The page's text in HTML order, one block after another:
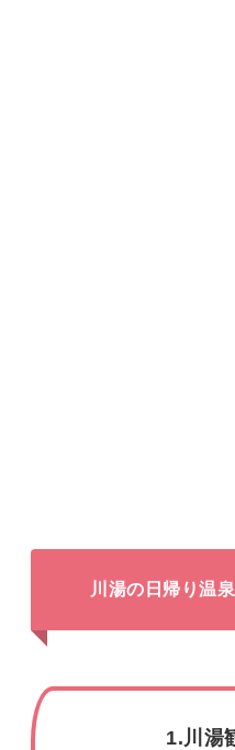
川湯の日帰り温
1.川湯